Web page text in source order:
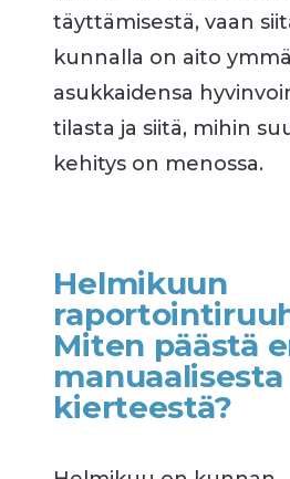
täyttämisestä, vaan
kunnalla on aito
asukkaidensa
tilasta ja siitä, mihin
kehitys on menossa.
Helmikuun
Miten päästä
manuaalisesta
kierteestä?